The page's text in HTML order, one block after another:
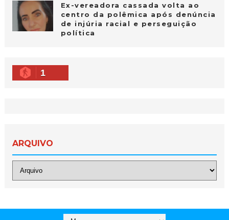
Ex-vereadora cassada volta ao
centro da polêmica após denúncia
de injúria racial e perseguição
política
1
ARQUIVO